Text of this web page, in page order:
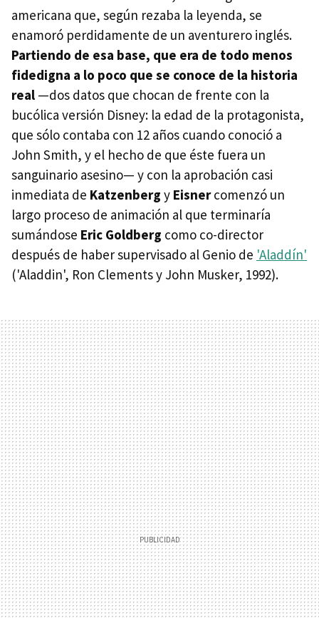
americana que, según rezaba la leyenda, se
enamoró perdidamente de un aventurero inglés.
Partiendo de esa base, que era de todo menos
fidedigna a lo poco que se conoce de la historia
real —dos datos que chocan de frente con la
bucólica versión Disney: la edad de la protagonista,
que sólo contaba con 12 años cuando conoció a
John Smith, y el hecho de que éste fuera un
sanguinario asesino— y con la aprobación casi
inmediata de Katzenberg y Eisnercomenzó un
largo proceso de animación al que terminaría
sumándose Eric Goldberg como co-director
después de haber supervisado al Genio de 'Aladdín'
('Aladdin', Ron Clements y John Musker, 1992).